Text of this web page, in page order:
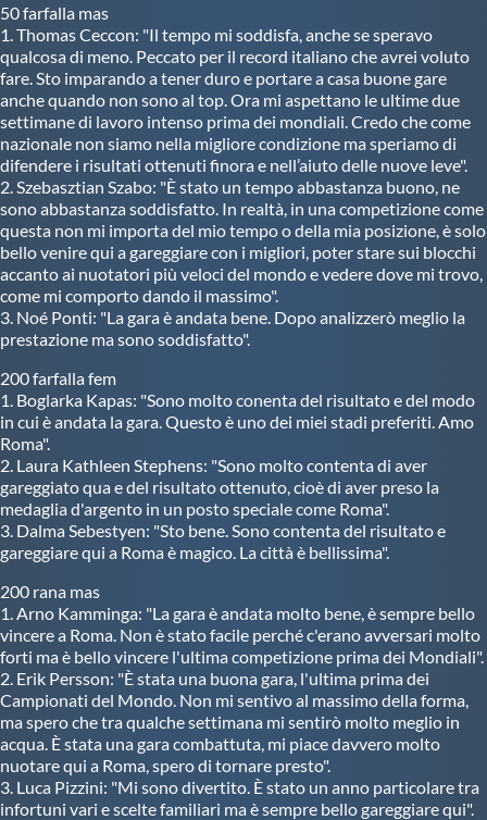
Cookie Policy
Archivio News
Flash News
Galleria fotografica
Videogallery
Webmail
Contatti
Mappa del sito
50 farfalla mas
1. Thomas Ceccon: "Il tempo mi soddisfa, anche se speravo
qualcosa di meno. Peccato per il record italiano che avrei voluto
fare. Sto imparando a tener duro e portare a casa buone gare
anche quando non sono al top. Ora mi aspettano le ultime due
settimane di lavoro intenso prima dei mondiali. Credo che come
nazionale non siamo nella migliore condizione ma speriamo di
difendere i risultati ottenuti finora e nell’aiuto delle nuove leve".
2. Szebasztian Szabo: "È stato un tempo abbastanza buono, ne
sono abbastanza soddisfatto. In realtà, in una competizione come
questa non mi importa del mio tempo o della mia posizione, è solo
bello venire qui a gareggiare con i migliori, poter stare sui blocchi
accanto ai nuotatori più veloci del mondo e vedere dove mi trovo,
come mi comporto dando il massimo".
3. Noé Ponti: "La gara è andata bene. Dopo analizzerò meglio la
prestazione ma sono soddisfatto".
200 farfalla fem
1. Boglarka Kapas: "Sono molto conenta del risultato e del modo
in cui è andata la gara. Questo è uno dei miei stadi preferiti. Amo
Roma".
2. Laura Kathleen Stephens: "Sono molto contenta di aver
gareggiato qua e del risultato ottenuto, cioè di aver preso la
medaglia d'argento in un posto speciale come Roma".
3. Dalma Sebestyen: "Sto bene. Sono contenta del risultato e
gareggiare qui a Roma è magico. La città è bellissima".
200 rana mas
1. Arno Kamminga: "La gara è andata molto bene, è sempre bello
vincere a Roma. Non è stato facile perché c'erano avversari molto
forti ma è bello vincere l'ultima competizione prima dei Mondiali".
2. Erik Persson: "È stata una buona gara, l'ultima prima dei
Campionati del Mondo. Non mi sentivo al massimo della forma,
ma spero che tra qualche settimana mi sentirò molto meglio in
acqua. È stata una gara combattuta, mi piace davvero molto
nuotare qui a Roma, spero di tornare presto".
3. Luca Pizzini: "Mi sono divertito. È stato un anno particolare tra
infortuni vari e scelte familiari ma è sempre bello gareggiare qui".